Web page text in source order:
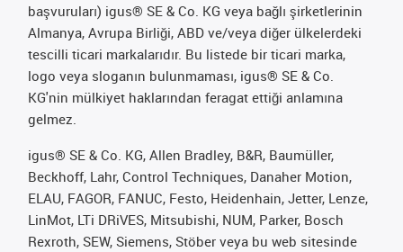
başvuruları) igus® SE & Co. KG veya bağlı şirketlerinin
Almanya, Avrupa Birliği, ABD ve/veya diğer ülkelerdeki
tescilli ticari markalarıdır. Bu listede bir ticari marka,
logo veya sloganın bulunmaması, igus® SE & Co.
KG'nin mülkiyet haklarından feragat ettiği anlamına
gelmez.
igus® SE & Co. KG, Allen Bradley, B&R, Baumüller,
Beckhoff, Lahr, Control Techniques, Danaher Motion,
ELAU, FAGOR, FANUC, Festo, Heidenhain, Jetter, Lenze,
LinMot, LTi DRiVES, Mitsubishi, NUM, Parker, Bosch
Rexroth, SEW, Siemens, Stöber veya bu web sitesinde